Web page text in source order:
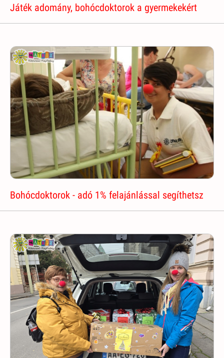
Játék adomány, bohócdoktorok a gyermekekért
Bohócdoktorok - adó 1% felajánlással segíthetsz